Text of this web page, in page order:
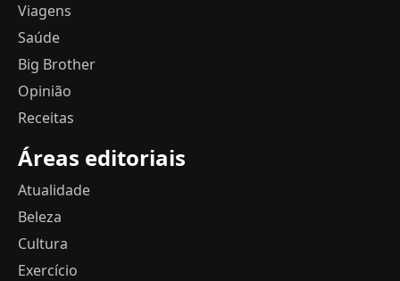
Viagens
Saúde
Big Brother
Opinião
Receitas
Áreas editoriais
Atualidade
Beleza
Cultura
Exercício